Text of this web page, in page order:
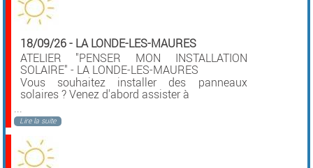
18/09/26- LA LONDE-LES-MAURES
ATELIER "PENSER MON INSTALLATION
SOLAIRE" - LA LONDE-LES-MAURES
Vous souhaitez installer des panneaux
solaires ? Venez d'abord assister à
...
Lire la suite